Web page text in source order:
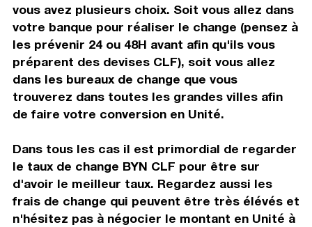
vous avez plusieurs choix. Soit vous allez dans
votre banque pour réaliser le change (pensez à
les prévenir 24 ou 48H avant afin qu'ils vous
préparent des devises CLF), soit vous allez
dans les bureaux de change que vous
trouverez dans toutes les grandes villes afin
de faire votre conversion en Unité.
Dans tous les cas il est primordial de regarder
le taux de change BYN CLF pour être sur
d'avoir le meilleur taux. Regardez aussi les
frais de change qui peuvent être très élévés et
n'hésitez pas à négocier le montant en Unité à